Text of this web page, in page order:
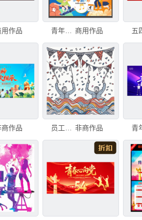
用作品 青年节背景 商用作品
商作品 非商作品 青